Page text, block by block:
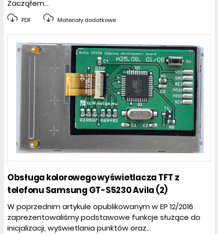
Zacząłem...
PDF Materiały dodatkowe
Obsługa kolorowego wyświetlacza TFT z
telefonu Samsung GT-S5230 Avila (2)
W poprzednim artykule opublikowanym w EP 12/2016
zaprezentowaliśmy podstawowe funkcje służące do
inicjalizacji, wyświetlania punktów oraz...